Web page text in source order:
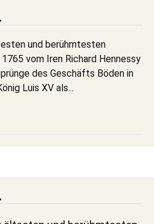
und berühmtesten
vom Iren Richard Hennessy
des Geschäfts Böden in
Luis XV als...